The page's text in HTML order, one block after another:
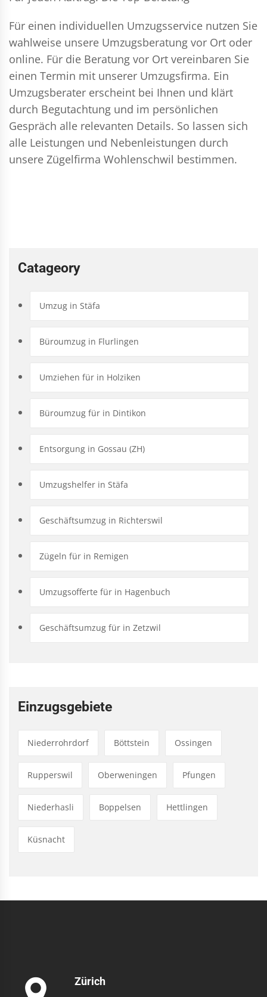
Für einen individuellen Umzugsservice nutzen Sie
wahlweise unsere Umzugsberatung vor Ort oder
online. Für die Beratung vor Ort vereinbaren Sie
einen Termin mit unserer Umzugsfirma. Ein
Umzugsberater erscheint bei Ihnen und klärt
durch Begutachtung und im persönlichen
Gespräch alle relevanten Details. So lassen sich
alle Leistungen und Nebenleistungen durch
unsere Zügelfirma Wohlenschwil bestimmen.
Catageory
Umzug in Stäfa
Büroumzug in Flurlingen
Umziehen für in Holziken
Büroumzug für in Dintikon
Entsorgung in Gossau (ZH)
Umzugshelfer in Stäfa
Geschäftsumzug in Richterswil
Zügeln für in Remigen
Umzugsofferte für in Hagenbuch
Geschäftsumzug für in Zetzwil
Einzugsgebiete
Niederrohrdorf Böttstein Ossingen
Rupperswil Oberweningen Pfungen
Niederhasli Boppelsen Hettlingen
Küsnacht
Zürich